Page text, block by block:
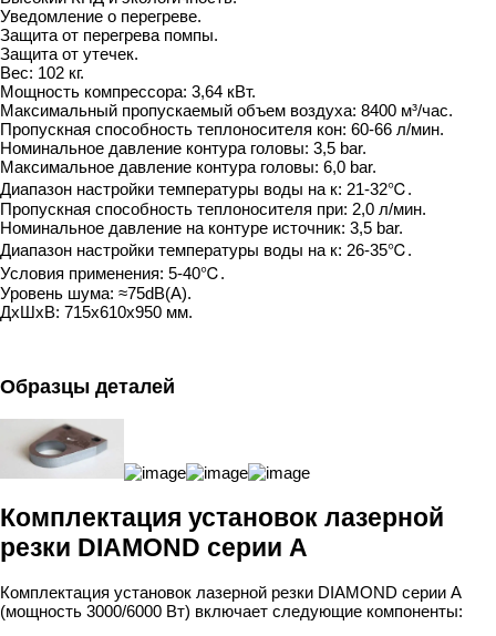
Уведомление о перегреве.
Защита от перегрева помпы.
Защита от утечек.
Вес: 102 кг.
Мощность компрессора: 3,64 кВт.
Максимальный пропускаемый объем воздуха: 8400 м³/час.
Пропускная способность теплоносителя кон: 60-66 л/мин.
Номинальное давление контура головы: 3,5 bar.
Максимальное давление контура головы: 6,0 bar.
Диапазон настройки температуры воды на к: 21-32℃.
Пропускная способность теплоносителя при: 2,0 л/мин.
Номинальное давление на контуре источник: 3,5 bar.
Диапазон настройки температуры воды на к: 26-35℃.
Условия применения: 5-40℃.
Уровень шума: ≈75dB(A).
ДxШxВ: 715x610x950 мм.
Образцы деталей
Комплектация установок лазерной
резки DIAMOND серии А
Комплектация установок лазерной резки DIAMOND серии A
(мощность 3000/6000 Вт) включает следующие компоненты: